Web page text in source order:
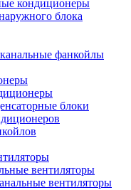
кондиционеры
блока
фанкойлы
блоки
вентиляторы
вентиляторы